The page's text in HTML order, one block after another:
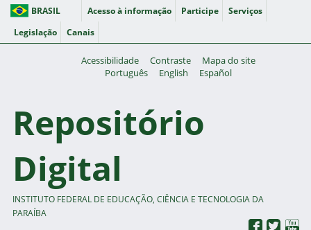
BRASIL Acesso à informação Participe
Serviços
Legislação
Canais
Acessibilidade Contraste
Mapa do site
Português
English Español
Repositório
Digital
INSTITUTO FEDERAL DE EDUCAÇÃO, CIÊNCIA E TECNOLOGIA DA
PARAÍBA